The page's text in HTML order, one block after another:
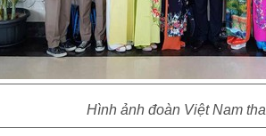
Hình ảnh đoàn Việt Nam